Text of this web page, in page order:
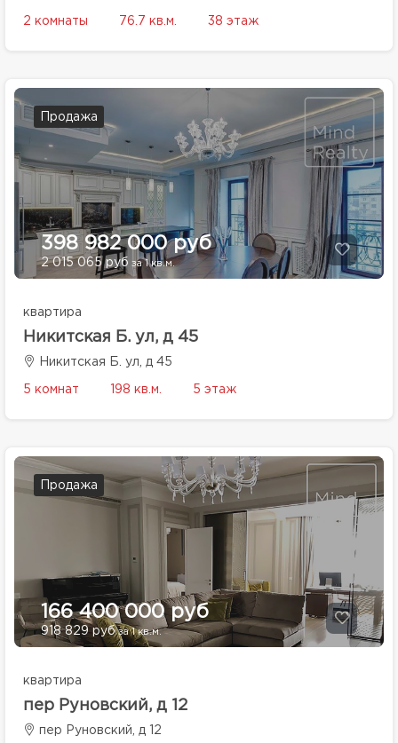
2 комнаты 76.7 кв.м. 38 этаж
Продажа
398 982 000 руб
2 015 065 руб за 1 кв.м.
квартира
Никитская Б. ул, д 45
Никитская Б. ул, д 45
5 комнат 198 кв.м. 5 этаж
Продажа
166 400 000 руб
918 829 рубза 1 кв.м.
квартира
пер Руновский, д 12
пер Руновский, д 12